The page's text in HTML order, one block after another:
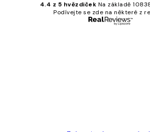
4.4 z 5 hvězdiček Na základě
Podívejte se zde na některé z